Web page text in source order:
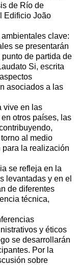
de Río de
Edificio João
clave:
se presentarán
de partida de
Si, escrita
asociados a las
vive en las
otros países, las
al medio
la realización
se refleja en la
levantadas y en el
de diferentes
técnica,
y éticos
se desarrollarán
Por la
sobre